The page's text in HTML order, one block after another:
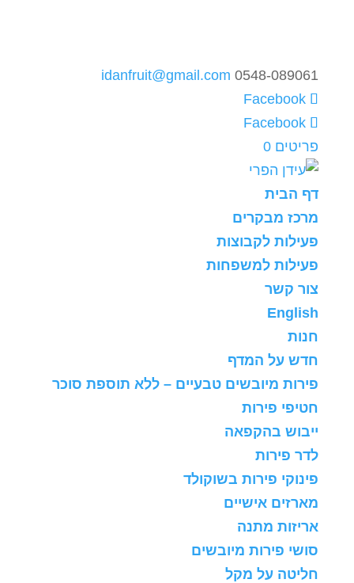
0548-089061
idanfruit@gmail.com
פריטים 0
דף הבית
מרכז מבקרים
פעילות לקבוצות
פעילות למשפחות
צור קשר
English
חנות
חדש על המדף
פירות מיובשים טבעיים – ללא תוספת סוכר
חטיפי פירות
ייבוש בהקפאה
לדר פירות
פינוקי פירות בשוקולד
מארזים אישיים
אריזות מתנה
סושי פירות מיובשים
חליטה על מקל